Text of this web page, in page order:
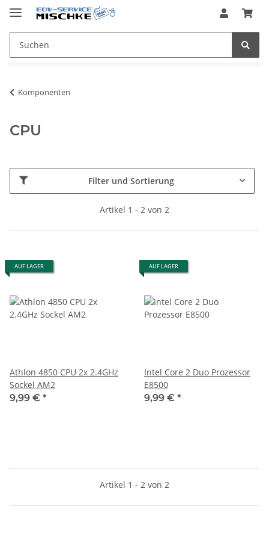
Komponenten
CPU
Filter und Sortierung
Artikel 1 - 2 von 2
AUF LAGER
Athlon 4850 CPU 2x 2.4GHz
Sockel AM2
9,99 € *
AUF LAGER
Intel Core 2 Duo Prozessor
E8500
9,99 € *
Artikel 1 - 2 von 2